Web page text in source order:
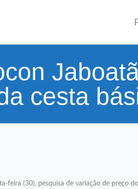
cesta
feira (30), pesquisa de variação de preço